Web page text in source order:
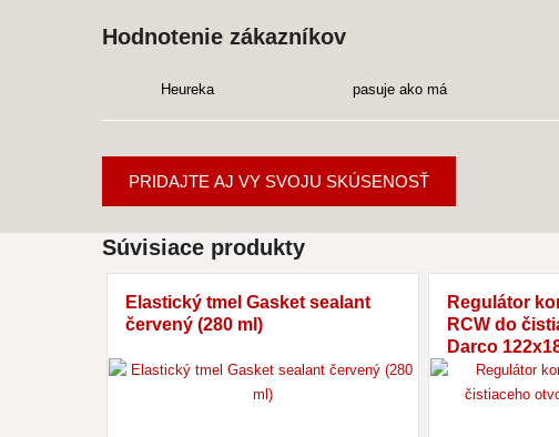
Hodnotenie zákazníkov
Heureka pasuje ako má
PRIDAJTE AJ VY SVOJU SKÚSENOSŤ
Súvisiace produkty
Elastický tmel Gasket sealant
červený (280 ml)
Regulátor
RCW do
Darco